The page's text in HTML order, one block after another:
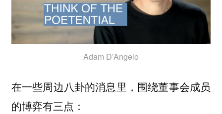
Adam D’Angelo
在一些周边八卦的消息里，围绕董事会成员
的博弈有三点：